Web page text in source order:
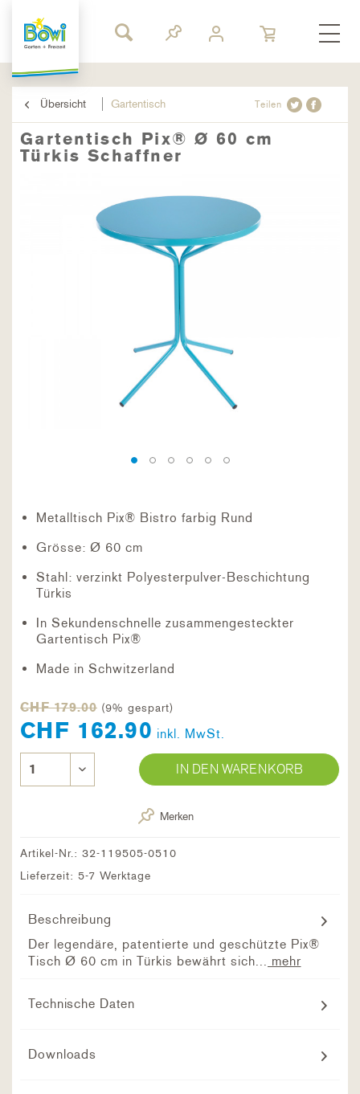
Übersicht Gartentisch Teilen
Gartentisch Pix® Ø 60 cm
Türkis Schaffner
Metalltisch Pix® Bistro farbig Rund
Grösse: Ø 60 cm
Stahl: verzinkt Polyesterpulver-Beschichtung
Türkis
In Sekundenschnelle zusammengesteckter
Gartentisch Pix®
Made in Schwitzerland
CHF 179.00 (9% gespart)
CHF 162.90 inkl. MwSt.
IN DEN WARENKORB
Merken
Artikel-Nr.: 32-119505-0510
Lieferzeit: 5-7 Werktage
Beschreibung
Der legendäre, patentierte und geschützte Pix®
Tisch Ø 60 cm in Türkis bewährt sich...
mehr
Technische Daten
Downloads